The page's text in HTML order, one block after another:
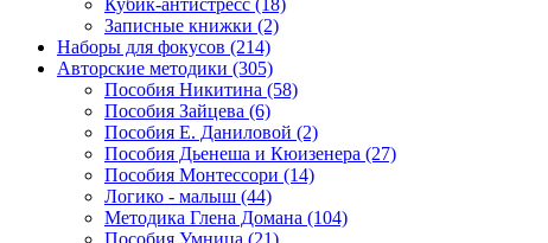
Кубик-антистресс (18)
Записные книжки (2)
Наборы для фокусов (214)
Авторские методики (305)
Пособия Никитина (58)
Пособия Зайцева (6)
Пособия Е. Даниловой (2)
Пособия Дьенеша и Кюизенера (27)
Пособия Монтессори (14)
Логико - малыш (44)
Методика Глена Домана (104)